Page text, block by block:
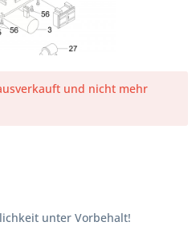
und nicht mehr
unter Vorbehalt!